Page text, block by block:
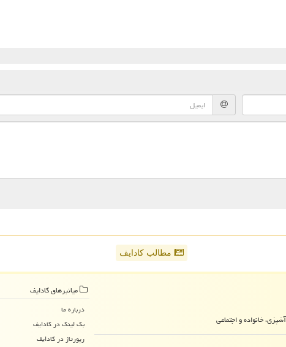
مطالب کادایف
خانواده و اجتماعی
میانبرهای كادایف
درباره ما
بک لینک در كادایف
رپورتاژ در كادایف